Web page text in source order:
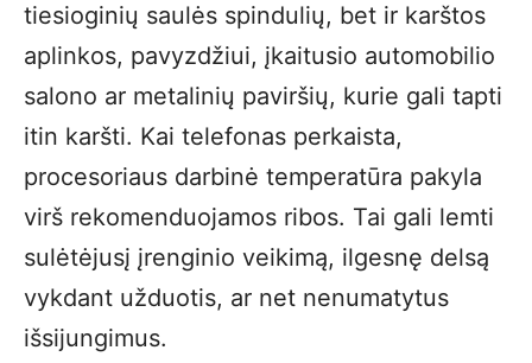
tiesioginių saulės spindulių, bet ir karštos
aplinkos, pavyzdžiui, įkaitusio automobilio
salono ar metalinių paviršių, kurie gali tapti
itin karšti. Kai telefonas perkaista,
procesoriaus darbinė temperatūra pakyla
virš rekomenduojamos ribos. Tai gali lemti
sulėtėjusį įrenginio veikimą, ilgesnę delsą
vykdant užduotis, ar net nenumatytus
išsijungimus.